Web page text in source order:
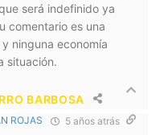
será indefinido ya
comentario es una
ninguna economía
situación.
BARBOSA
ROJAS 5 años atrás